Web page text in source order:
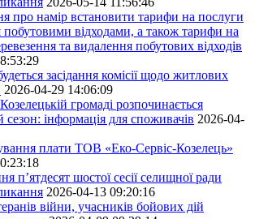
про намір встановити тарифи на послуги
побутовими відходами, а також тарифи на
та видалення побутових відходів
засідання комісії щодо житлових
2026-04-29 14:06:09
громаді розпочинається
інформація для споживачів 2026-04-
плати ТОВ «Еко-Сервіс-Козелець»
п’ятдесят шостої сесії селищної ради
2026-04-13 09:20:16
війни, учасників бойових дій